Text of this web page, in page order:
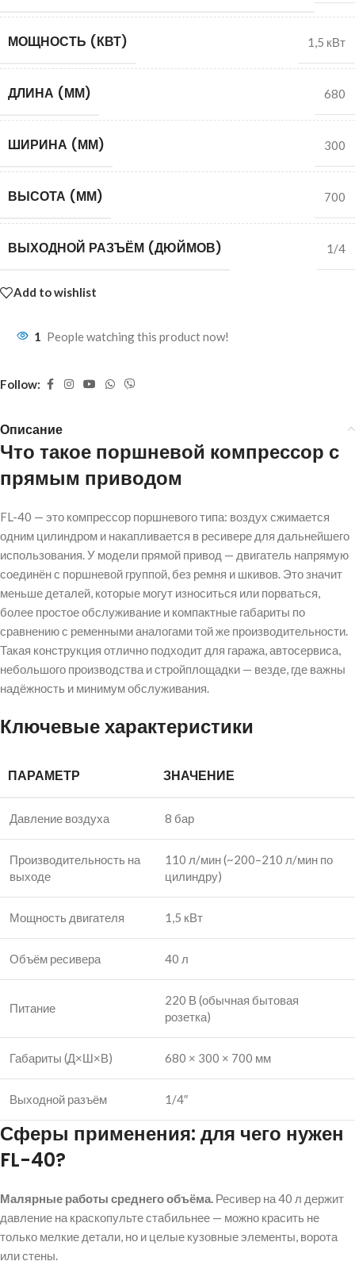
МОЩНОСТЬ (КВТ) 1,5 кВт
ДЛИНА (ММ) 680
ШИРИНА (ММ) 300
ВЫСОТА (ММ) 700
ВЫХОДНОЙ РАЗЪЁМ (ДЮЙМОВ) 1/4
Add to wishlist
1 People watching this product now!
Follow:
Описание
Что такое поршневой компрессор с
прямым приводом
FL-40 — это компрессор поршневого типа: воздух сжимается
одним цилиндром и накапливается в ресивере для дальнейшего
использования. У модели прямой привод — двигатель напрямую
соединён с поршневой группой, без ремня и шкивов. Это значит
меньше деталей, которые могут износиться или порваться,
более простое обслуживание и компактные габариты по
сравнению с ременными аналогами той же производительности.
Такая конструкция отлично подходит для гаража, автосервиса,
небольшого производства и стройплощадки — везде, где важны
надёжность и минимум обслуживания.
Ключевые характеристики
ПАРАМЕТР ЗНАЧЕНИЕ
Давление воздуха 8 бар
Производительность на
выходе
110 л/мин (~200–210 л/мин по
цилиндру)
Мощность двигателя 1,5 кВт
Объём ресивера 40 л
Питание
220 В (обычная бытовая
розетка)
Габариты (Д×Ш×В) 680 × 300 × 700 мм
Выходной разъём 1/4″
Сферы применения: для чего нужен
FL-40?
Малярные работы среднего объёма. Ресивер на 40 л держит
давление на краскопульте стабильнее — можно красить не
только мелкие детали, но и целые кузовные элементы, ворота
или стены.